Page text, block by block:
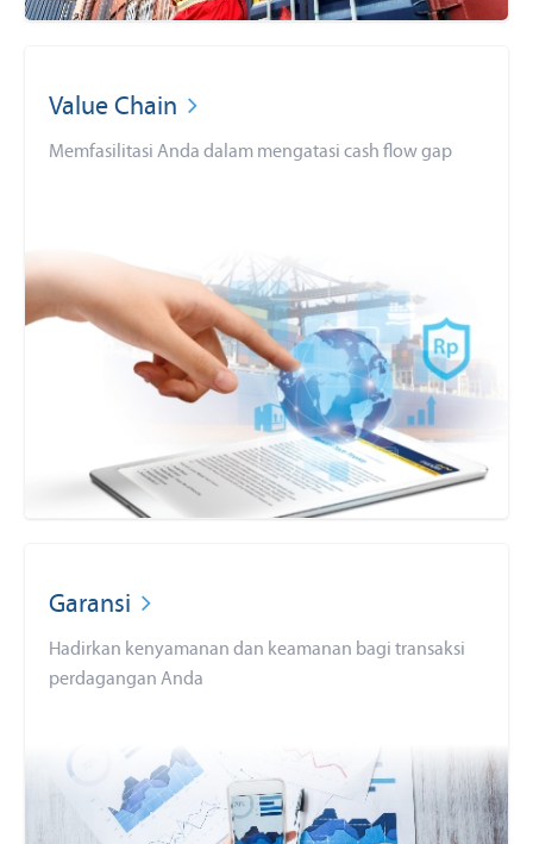
Value Chain
Memfasilitasi Anda dalam mengatasi cash flow gap
Garansi
Hadirkan kenyamanan dan keamanan bagi transaksi
perdagangan Anda